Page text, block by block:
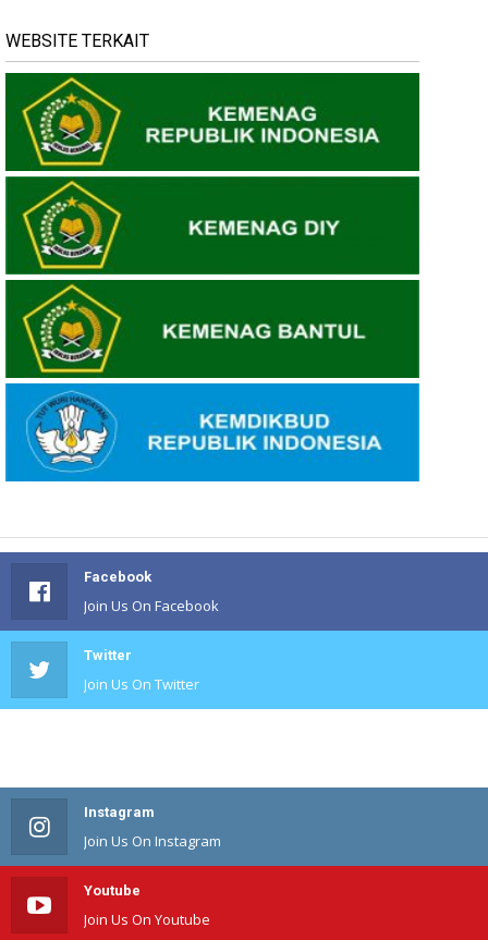
WEBSITE TERKAIT
Facebook
Join Us On Facebook
Twitter
Join Us On Twitter
Instagram
Join Us On Instagram
Youtube
Join Us On Youtube